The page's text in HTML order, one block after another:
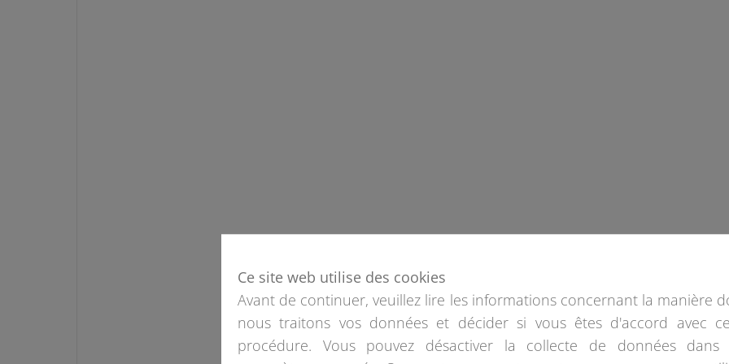
Ce site web utilise des cookies
Avant de continuer, veuillez lire les informations concernant la manière
nous traitons vos données et décider si vous êtes d'accord avec
procédure. Vous pouvez désactiver la collecte de données dans